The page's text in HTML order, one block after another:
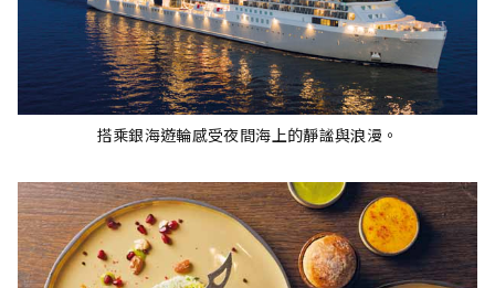
搭乘銀海遊輪感受夜間海上的靜謐與浪漫。